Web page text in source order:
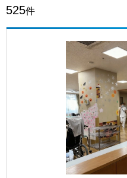
525件